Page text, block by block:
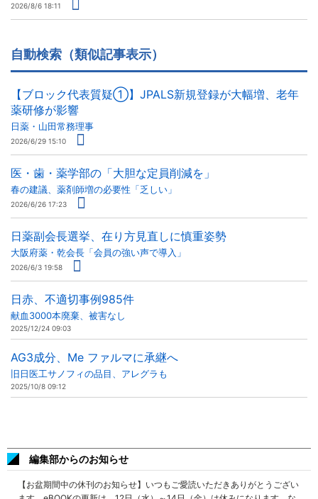
2026/8/6 18:11
自動検索（類似記事表示）
【ブロック代表質疑①】JPALS新規登録が大幅増、老年
薬研修が影響
日薬・山田常務理事
2026/6/29 15:10
医・歯・薬学部の「大胆な定員削減を」
春の建議、薬剤師増の必要性「乏しい」
2026/6/26 17:23
日薬副会長選挙、在り方見直しに慎重姿勢
大阪府薬・乾会長「会員の強い声で導入」
2026/6/3 19:58
日赤、不適切事例985件
献血3000本廃棄、被害なし
2025/12/24 09:03
AG3成分、Me ファルマに承継へ
旧日医工サノフィの品目、アレグラも
2025/10/8 09:12
編集部からのお知らせ
【お盆期間中の休刊のお知らせ】いつもご愛読いただきありがとうござい